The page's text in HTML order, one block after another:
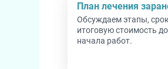
План лечения
Обсуждаем этапы,
итоговую стоимость до
начала работ.